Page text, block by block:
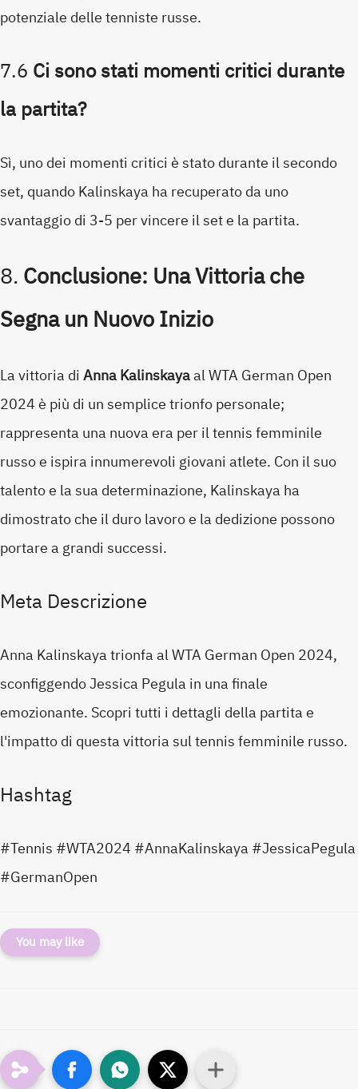
potenziale delle tenniste russe.
7.6 Ci sono stati momenti critici durante
la partita?
Sì, uno dei momenti critici è stato durante il secondo
set, quando Kalinskaya ha recuperato da uno
svantaggio di 3-5 per vincere il set e la partita.
8.Conclusione: Una Vittoria che
Segna un Nuovo Inizio
La vittoria di Anna Kalinskayaal WTA German Open
2024 è più di un semplice trionfo personale;
rappresenta una nuova era per il tennis femminile
russo e ispira innumerevoli giovani atlete. Con il suo
talento e la sua determinazione, Kalinskaya ha
dimostrato che il duro lavoro e la dedizione possono
portare a grandi successi.
Meta Descrizione
Anna Kalinskaya trionfa al WTA German Open 2024,
sconfiggendo Jessica Pegula in una finale
emozionante. Scopri tutti i dettagli della partita e
l'impatto di questa vittoria sul tennis femminile russo.
Hashtag
#Tennis #WTA2024 #AnnaKalinskaya #JessicaPegula
#GermanOpen
You may like